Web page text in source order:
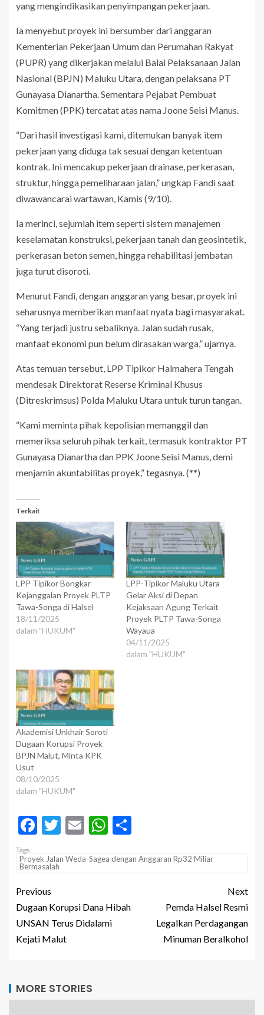
yang mengindikasikan penyimpangan pekerjaan.
Ia menyebut proyek ini bersumber dari anggaran
Kementerian Pekerjaan Umum dan Perumahan Rakyat
(PUPR) yang dikerjakan melalui Balai Pelaksanaan Jalan
Nasional (BPJN) Maluku Utara, dengan pelaksana PT
Gunayasa Dianartha. Sementara Pejabat Pembuat
Komitmen (PPK) tercatat atas nama Joone Seisi Manus.
“Dari hasil investigasi kami, ditemukan banyak item
pekerjaan yang diduga tak sesuai dengan ketentuan
kontrak. Ini mencakup pekerjaan drainase, perkerasan,
struktur, hingga pemeliharaan jalan,” ungkap Fandi saat
diwawancarai wartawan, Kamis (9/10).
Ia merinci, sejumlah item seperti sistem manajemen
keselamatan konstruksi, pekerjaan tanah dan geosintetik,
perkerasan beton semen, hingga rehabilitasi jembatan
juga turut disoroti.
Menurut Fandi, dengan anggaran yang besar, proyek ini
seharusnya memberikan manfaat nyata bagi masyarakat.
“Yang terjadi justru sebaliknya. Jalan sudah rusak,
manfaat ekonomi pun belum dirasakan warga,” ujarnya.
Atas temuan tersebut, LPP Tipikor Halmahera Tengah
mendesak Direktorat Reserse Kriminal Khusus
(Ditreskrimsus) Polda Maluku Utara untuk turun tangan.
“Kami meminta pihak kepolisian memanggil dan
memeriksa seluruh pihak terkait, termasuk kontraktor PT
Gunayasa Dianartha dan PPK Joone Seisi Manus, demi
menjamin akuntabilitas proyek,” tegasnya. (**)
Terkait
LPP Tipikor Bongkar
Kejanggalan Proyek PLTP
Tawa-Songa di Halsel
18/11/2025
dalam "HUKUM"
LPP-Tipikor Maluku Utara
Gelar Aksi di Depan
Kejaksaan Agung Terkait
Proyek PLTP Tawa-Songa
Wayaua
04/11/2025
dalam "HUKUM"
Akademisi Unkhair Soroti
Dugaan Korupsi Proyek
BPJN Malut, Minta KPK
Usut
08/10/2025
dalam "HUKUM"
Facebook
Twitter
EmailWhatsApp
Tags:
Proyek Jalan Weda-Sagea dengan Anggaran Rp32 Miliar
Bermasalah
Previous
Dugaan Korupsi Dana Hibah
UNSAN Terus Didalami
Kejati Malut
Next
Pemda Halsel Resmi
Legalkan Perdagangan
Minuman Beralkohol
MORE STORIES